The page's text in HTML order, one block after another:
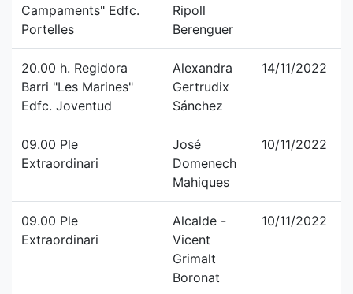
Campaments" Edfc.
Portelles
Ripoll
Berenguer
20.00 h. Regidora
Barri "Les Marines"
Edfc. Joventud
Alexandra
Gertrudix
Sánchez
14/11/2022
09.00 Ple
Extraordinari
José
Domenech
Mahiques
10/11/2022
09.00 Ple
Extraordinari
Alcalde -
Vicent
Grimalt
Boronat
10/11/2022